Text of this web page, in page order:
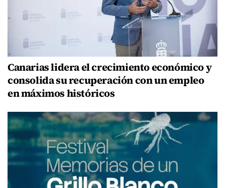
Canarias lidera el crecimiento económico y
consolida su recuperación con un empleo
en máximos históricos